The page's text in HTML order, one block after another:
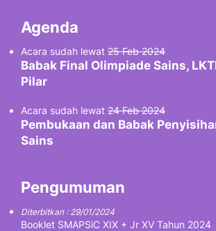
Agenda
Acara sudah lewat 25 Feb 2024
Babak Final Olimpiade Sains,
Pilar
Acara sudah lewat 24 Feb 2024
Pembukaan dan Babak
Sains
Pengumuman
Diterbitkan : 29/01/2024
Booklet SMAPSiC XIX + Jr XV Tahun 2024